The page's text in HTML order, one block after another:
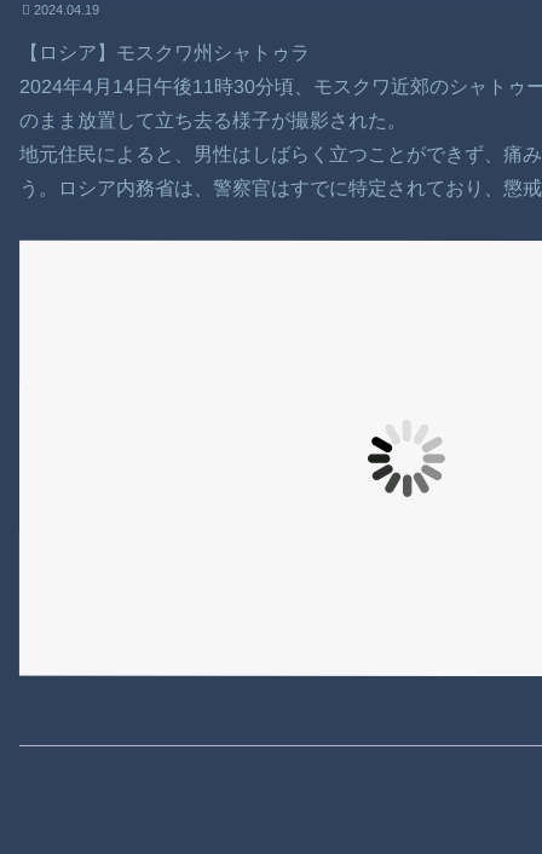
2024.04.19
【ロシア】モスクワ州シャトゥラ
2024年4月14日午後11時30分頃、モスクワ近郊のシャトゥ
のまま放置して立ち去る様子が撮影された。
地元住民によると、男性はしばらく立つことができず、痛
う。ロシア内務省は、警察官はすでに特定されており、懲